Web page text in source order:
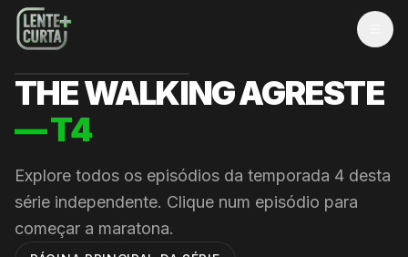
THE WALKING AGRESTE
— T4
Explore todos os episódios da temporada 4 desta
série independente. Clique num episódio para
começar a maratona.